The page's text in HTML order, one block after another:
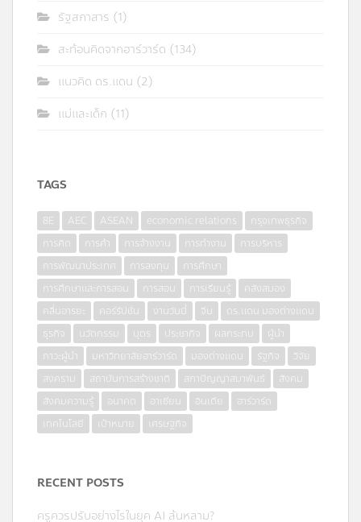
รัฐสภาสาร (1)
สะท้อนคิดจากฮาร์วาร์ด (134)
แนวคิด ดร.แดน (2)
แม่และเด็ก (11)
TAGS
8E AEC ASEAN economic relations
กรุงเทพธุรกิจ
การคิด
การค้า การจ้างงาน การทำงาน
การบริหาร
การพัฒนาประเทศ
การลงทุน
การศึกษา
การศึกษาและการสอน
การสอน การเรียนรู้
คลังสมอง
คลื่นอารยะ
คอร์รัปชั่น งานวันนี้ จีน
ดร.แดน มองต่างแดน
ธุรกิจ
นวัตกรรม บุตร ประชากิจ ผลกระทบ
ผู้นำ
ภาวะผู้นำ
มหาวิทยาลัยฮาร์วาร์ด มองต่างแดน รัฐกิจ
วิจัย
สงคราม
สถาบันการสร้างชาติ สภาปัญญาสมาพันธ์
สังคม
สังคมความรู้
อนาคต อาเซียน อินเดีย
ฮาร์วาร์ด
เทคโนโลยี
เป้าหมาย เศรษฐกิจ
RECENT POSTS
ครูควรปรับอย่างไรในยุค AI ล้นหลาม?